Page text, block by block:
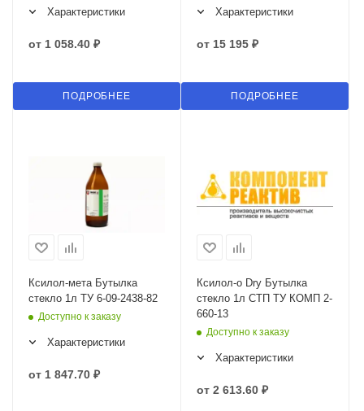
Характеристики
от 1 058.40 ₽
ПОДРОБНЕЕ
Характеристики
от 15 195 ₽
ПОДРОБНЕЕ
Ксилол-мета Бутылка
стекло 1л ТУ 6-09-2438-82
Доступно к заказу
Характеристики
от 1 847.70 ₽
Ксилол-о Dry Бутылка
стекло 1л СТП ТУ КОМП 2-
660-13
Доступно к заказу
Характеристики
от 2 613.60 ₽